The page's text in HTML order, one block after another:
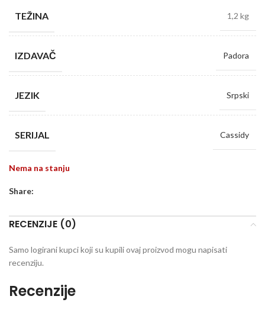
TEŽINA 1,2 kg
IZDAVAČ Padora
JEZIK Srpski
SERIJAL Cassidy
Nema na stanju
Share:
RECENZIJE (0)
Recenzije
Samo logirani kupci koji su kupili ovaj proizvod mogu napisati
recenziju.